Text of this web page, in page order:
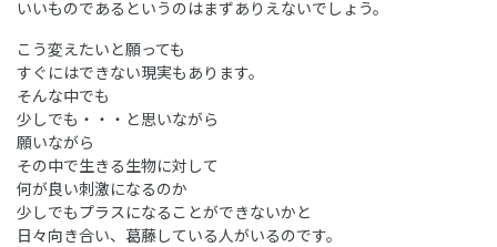
いいものであるというのはまずありえないでしょう。
こう変えたいと願っても
すぐにはできない現実もあります。
そんな中でも
少しでも・・・と思いながら
願いながら
その中で生きる生物に対して
何が良い刺激になるのか
少しでもプラスになることができないかと
日々向き合い、葛藤している人がいるのです。